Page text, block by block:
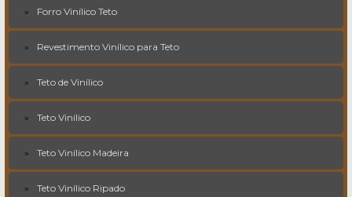
Forro Vinílico Teto
Revestimento Vinílico para Teto
Teto de Vinílico
Teto Vinílico
Teto Vinílico Madeira
Teto Vinílico Ripado